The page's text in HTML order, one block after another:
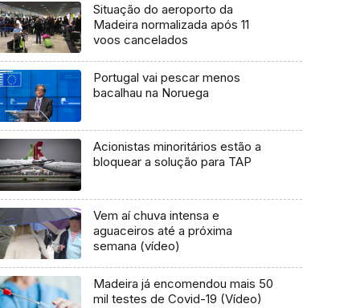
Situação do aeroporto da
Madeira normalizada após 11
voos cancelados
Portugal vai pescar menos
bacalhau na Noruega
Acionistas minoritários estão a
bloquear a solução para TAP
Vem aí chuva intensa e
aguaceiros até a próxima
semana (vídeo)
Madeira já encomendou mais 50
mil testes de Covid-19 (Vídeo)